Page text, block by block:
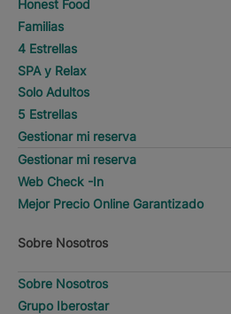
Honest Food
Familias
4 Estrellas
SPA y Relax
Solo Adultos
5 Estrellas
Gestionar mi reserva
Gestionar mi reserva
Web Check -In
Mejor Precio Online Garantizado
Sobre Nosotros
Sobre Nosotros
Grupo Iberostar